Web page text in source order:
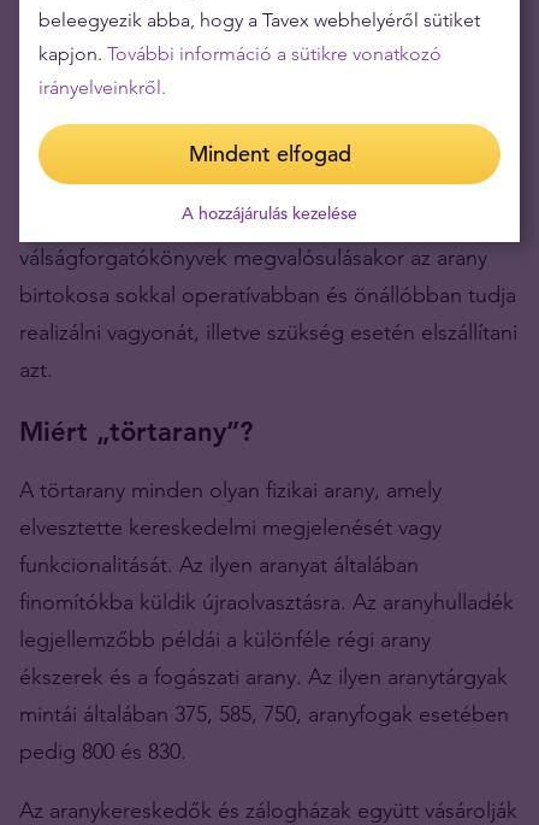
A fizikai arany azonban továbbra is biztonságosabb
befektetési lehetőség. Miért? A fizikai arany
megkülönböztető jegye, hogy kizárólag a
tulajdonos birtokában van, ami nagyobb
biztonságot és teljes ellenőrizhetőséget biztosít a
vagyona felett. Ráadásul egyes
válságforgatókönyvek megvalósulásakor az arany
birtokosa sokkal operatívabban és önállóbban tudja
realizálni vagyonát, illetve szükség esetén elszállítani
azt.
Miért „törtarany”?
A törtarany minden olyan fizikai arany, amely
elvesztette kereskedelmi megjelenését vagy
funkcionalitását. Az ilyen aranyat általában
finomítókba küldik újraolvasztásra. Az aranyhulladék
legjellemzőbb példái a különféle régi arany
ékszerek és a fogászati ​​arany. Az ilyen aranytárgyak
mintái általában 375, 585, 750, aranyfogak esetében
pedig 800 és 830.
Az aranykereskedők és zálogházak együtt vásárolják
beleegyezik abba, hogy a Tavex webhelyéről sütiket
kapjon. További információ a sütikre vonatkozó
irányelveinkről.
Mindent elfogad
A hozzájárulás kezelése